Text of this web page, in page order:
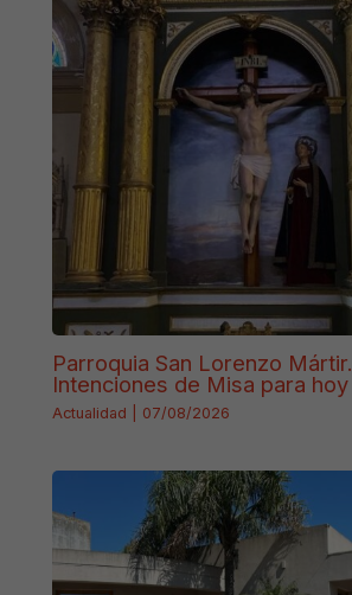
Parroquia San Lorenzo Mártir.
Intenciones de Misa para hoy
Actualidad 07/08/2026